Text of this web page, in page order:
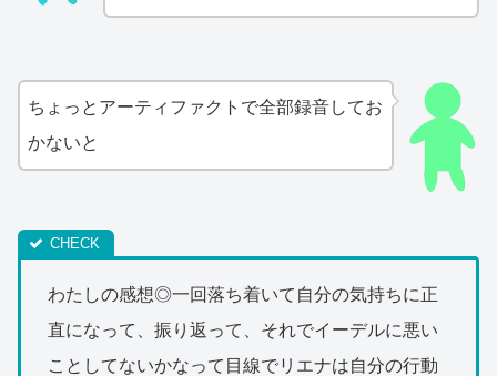
ちょっとアーティファクトで全部録音してお
かないと
わたしの感想◎一回落ち着いて自分の気持ちに正
直になって、振り返って、それでイーデルに悪い
ことしてないかなって目線でリエナは自分の行動